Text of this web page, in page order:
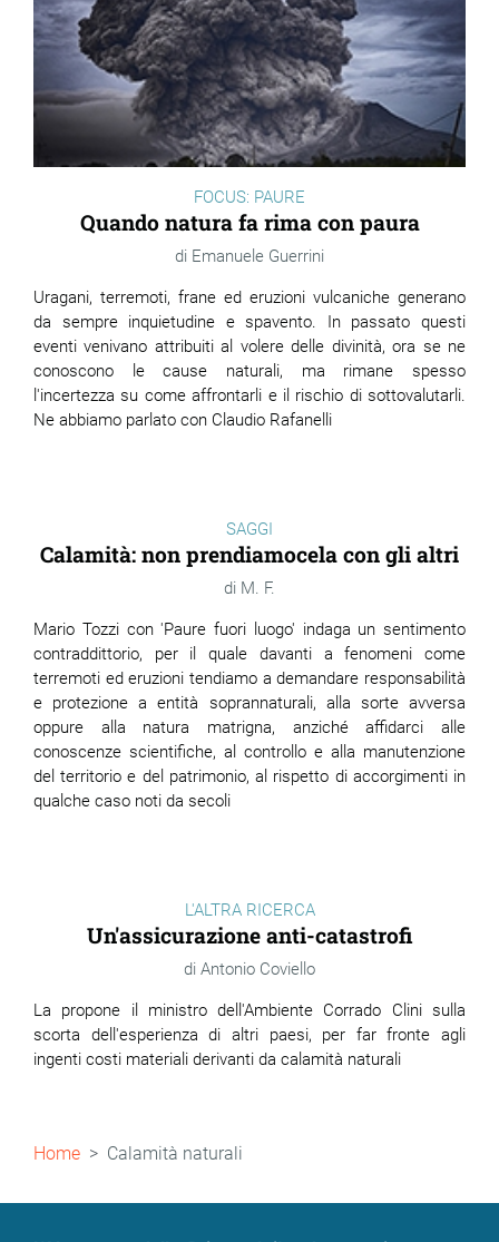
FOCUS: PAURE
Quando natura fa rima con paura
Emanuele Guerrini
Uragani, terremoti, frane ed eruzioni vulcaniche generano
da sempre inquietudine e spavento. In passato questi
eventi venivano attribuiti al volere delle divinità, ora se ne
conoscono le cause naturali, ma rimane spesso
l'incertezza su come affrontarli e il rischio di sottovalutarli.
Ne abbiamo parlato con Claudio Rafanelli
SAGGI
Calamità: non prendiamocela con gli altri
M. F.
Mario Tozzi con 'Paure fuori luogo' indaga un sentimento
contraddittorio, per il quale davanti a fenomeni come
terremoti ed eruzioni tendiamo a demandare responsabilità
e protezione a entità soprannaturali, alla sorte avversa
oppure alla natura matrigna, anziché affidarci alle
conoscenze scientifiche, al controllo e alla manutenzione
del territorio e del patrimonio, al rispetto di accorgimenti in
qualche caso noti da secoli
L'ALTRA RICERCA
Un'assicurazione anti-catastrofi
Antonio Coviello
La propone il ministro dell'Ambiente Corrado Clini sulla
scorta dell'esperienza di altri paesi, per far fronte agli
ingenti costi materiali derivanti da calamità naturali
Briciole
Home Calamità naturali